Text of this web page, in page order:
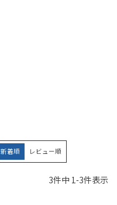
新着順 レビュー順
3件中 1-3件表示